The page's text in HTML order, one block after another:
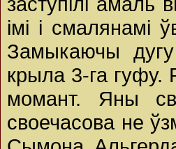
імі і смалянамі
Замыкаючы
крыла 3-га гуфу.
момант. Яны
своечасова не